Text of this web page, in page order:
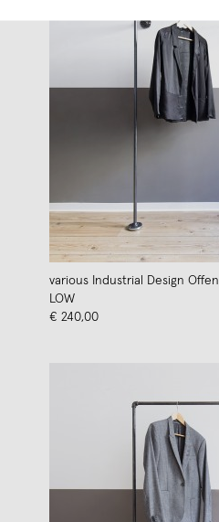
various Industrial Design
LOW
€ 240,00